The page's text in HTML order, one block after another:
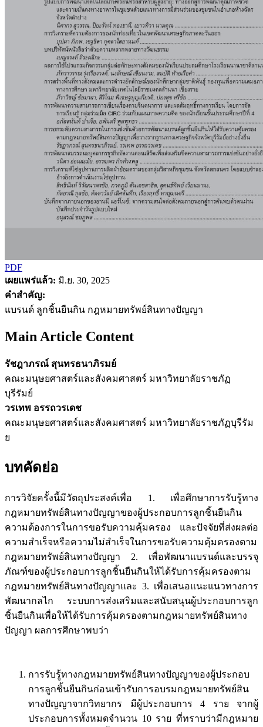
PDF
เผยแพร่แล้ว: มิ.ย. 30, 2025
คำสำคัญ:
แบรนด์ ลูกชิ้นยืนกิน กฎหมายทรัพย์สินทางปัญญา
Main Article Content
รัชฎาภรณ์ สุนทรธนาภิรมย์
คณะมนุษยศาสตร์และสังคมศาสตร์ มหาวิทยาลัยราชภัฏ
บุรีรัมย์
วรเทพ อรรถวรเดช
คณะมนุษยศาสตร์และสังคมศาสตร์ มหาวิทยาลัยราชภัฏบุรีรัม
ย
บทคัดย่อ
การวิจัยครั้งนี้มีวัตถุประสงค์เพื่อ 1. เพื่อศึกษาการรับรู้ทาง
กฎหมายทรัพย์สินทางปัญญาของผู้ประกอบการลูกชิ้นยืนกิน
ความต้องการในการขอรับความคุ้มครอง และปัจจัยที่ส่งผลต่อ
ความสำเร็จหรือความไม่สำเร็จในการขอรับความคุ้มครองตาม
กฎหมายทรัพย์สินทางปัญญา 2. เพื่อพัฒนาแบรนด์และบรรจุ
ภัณฑ์ของผู้ประกอบการลูกชิ้นยืนกินให้ได้รับการคุ้มครองตาม
กฎหมายทรัพย์สินทางปัญญาและ 3. เพื่อเสนอแนะแนวทางการ
พัฒนากลไก ระบบการส่งเสริมและสนับสนุนผู้ประกอบการลูก
ชิ้นยืนกินเพื่อให้ได้รับการคุ้มครองตามกฎหมายทรัพย์สินทาง
ปัญญา ผลการศึกษาพบว่า
การรับรู้ทางกฎหมายทรัพย์สินทางปัญญาของผู้ประกอบ
การลูกชิ้นยืนกินก่อนเข้ารับการอบรมกฎหมายทรัพย์สิน
ทางปัญญาจากวิทยากร มีผู้ประกอบการ 4 ราย จากผู้
ประกอบการทั้งหมดจำนวน 10 ราย ที่ทราบว่ามีกฎหมาย